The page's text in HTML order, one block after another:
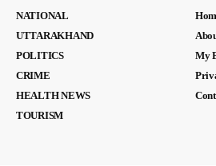
NATIONAL
UTTARAKHAND
POLITICS
CRIME
HEALTH NEWS
TOURISM
My